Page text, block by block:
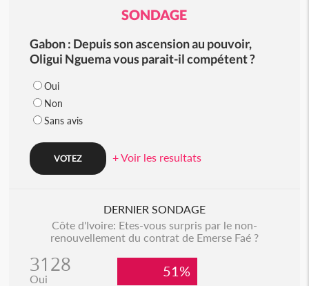
SONDAGE
Gabon : Depuis son ascension au pouvoir,
Oligui Nguema vous parait-il compétent ?
Oui
Non
Sans avis
+ Voir les resultats
DERNIER SONDAGE
Côte d'Ivoire: Etes-vous surpris par le non-
renouvellement du contrat de Emerse Faé ?
3128
Oui 51%